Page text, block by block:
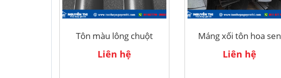
Tôn màu lông chuột
Liên hệ
Máng xối tôn hoa sen
Liên hệ